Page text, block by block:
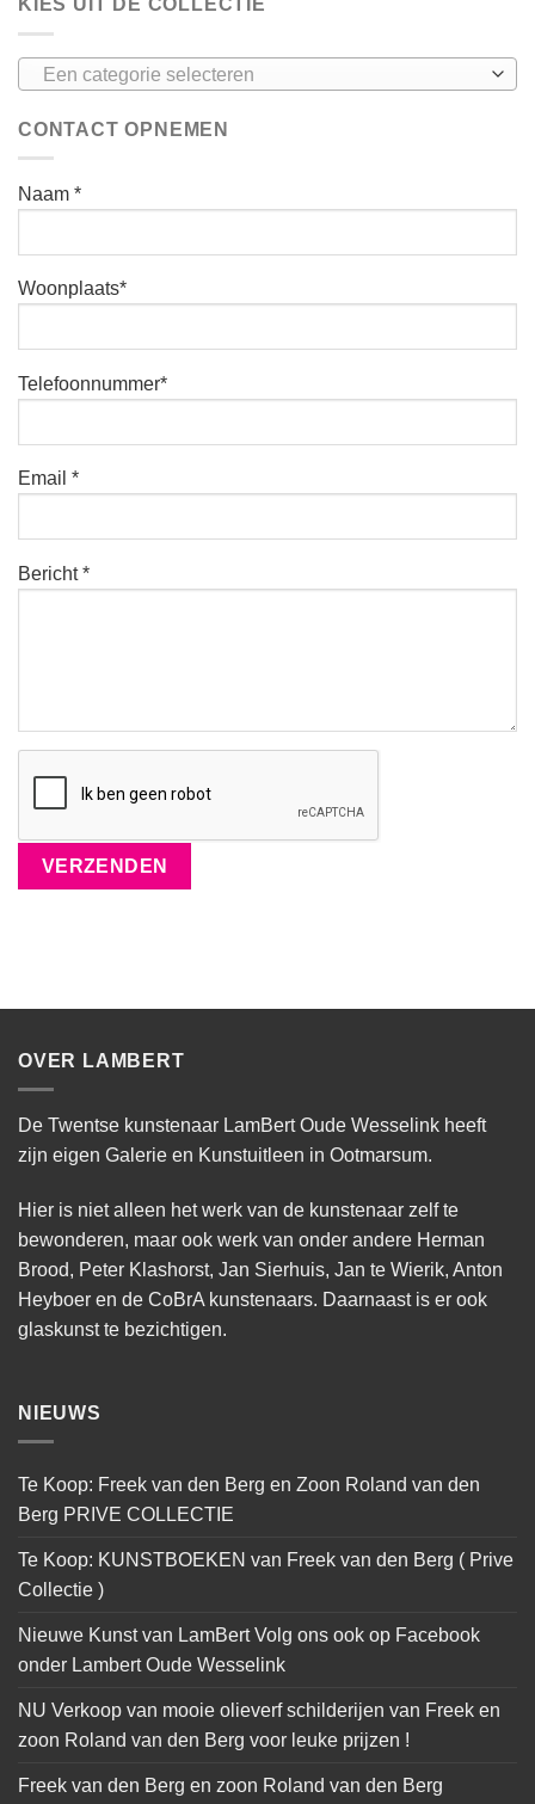
KIES UIT DE COLLECTIE
Een categorie selecteren
CONTACT OPNEMEN
Naam *
Woonplaats*
Telefoonnummer*
Email *
Bericht *
OVER LAMBERT
De Twentse kunstenaar LamBert Oude Wesselink heeft
zijn eigen Galerie en Kunstuitleen in Ootmarsum.
Hier is niet alleen het werk van de kunstenaar zelf te
bewonderen, maar ook werk van onder andere Herman
Brood, Peter Klashorst, Jan Sierhuis, Jan te Wierik, Anton
Heyboer en de CoBrA kunstenaars. Daarnaast is er ook
glaskunst te bezichtigen.
NIEUWS
Te Koop: Freek van den Berg en Zoon Roland van den
Berg PRIVE COLLECTIE
Te Koop: KUNSTBOEKEN van Freek van den Berg ( Prive
Collectie )
Nieuwe Kunst van LamBert Volg ons ook op Facebook
onder Lambert Oude Wesselink
NU Verkoop van mooie olieverf schilderijen van Freek en
zoon Roland van den Berg voor leuke prijzen !
Freek van den Berg en zoon Roland van den Berg